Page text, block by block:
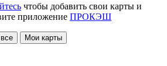
чтобы добавить свои карты и
приложение ПРОКЭШ
Мои карты